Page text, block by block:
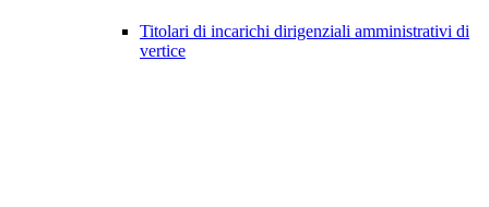
Titolari di incarichi dirigenziali amministrativi di
vertice